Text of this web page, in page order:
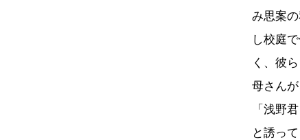
み思案
し校庭
く、彼
母さんが
「浅野
と誘っ